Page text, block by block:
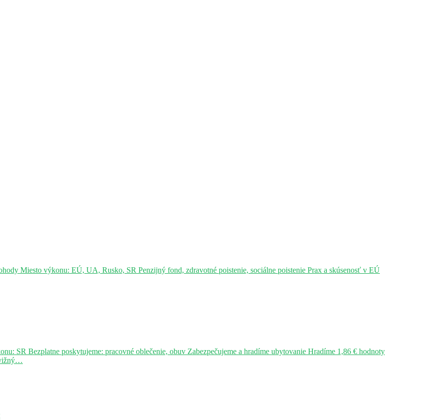
Miesto výkonu: EÚ, UA, Rusko, SR Penzijný fond, zdravotné poistenie, sociálne poistenie Prax a skúsenosť v EÚ
SR Bezplatne poskytujeme: pracovné oblečenie, obuv Zabezpečujeme a hradíme ubytovanie Hradíme 1,86 € hodnoty